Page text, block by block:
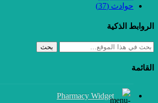
حوادث (37)
الروابط الذكية
بحث
القائمة
Pharmacy Widget